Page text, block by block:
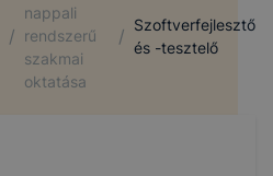
/
nappali
rendszerű
szakmai
oktatása
/
Szoftverfejlesztő
és -tesztelő